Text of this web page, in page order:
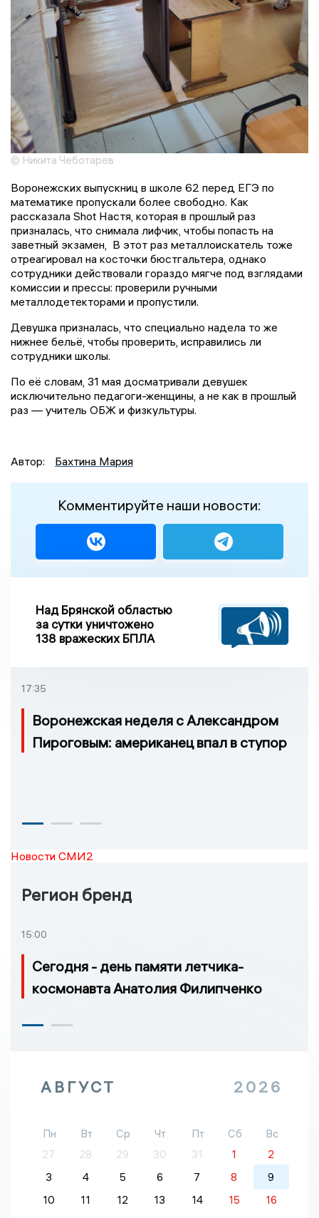
© Никита Чеботарев
Воронежских выпускниц в школе 62 перед ЕГЭ по
математике пропускали более свободно. Как
рассказала Shot Настя, которая в прошлый раз
призналась, что снимала лифчик, чтобы попасть на
заветный экзамен, В этот раз металлоискатель тоже
отреагировал на косточки бюстгальтера, однако
сотрудники действовали гораздо мягче под взглядами
комиссии и прессы: проверили ручными
металлодетекторами и пропустили.
Девушка призналась, что специально надела то же
нижнее бельё, чтобы проверить, исправились ли
сотрудники школы.
По её словам, 31 мая досматривали девушек
исключительно педагоги-женщины, а не как в прошлый
раз — учитель ОБЖ и физкультуры.
Автор: Бахтина Мария
Комментируйте наши новости:
Над Брянской областью
за сутки уничтожено
138 вражеских БПЛА
17:35
Воронежская неделя с Александром
Пироговым: американец впал в ступор
Новости СМИ2
Регион бренд
15:00
Сегодня - день памяти летчика-
космонавта Анатолия Филипченко
АВГУСТ 2026
Пн Вт Ср Чт Пт Сб
Вс
27
28 29 30 31 1
2
3
4 5 6 7 8
9
10
11 12 13 14 15
16